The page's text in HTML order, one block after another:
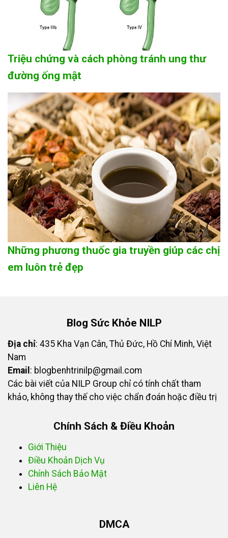
Triệu chứng và cách phòng tránh ung thư
đường ống mật
Những phương thuốc gia truyền giúp các chị
em luôn trẻ đẹp
Blog Sức Khỏe NILP
Địa chỉ: 435 Kha Vạn Cân, Thủ Đức, Hồ Chí Minh, Việt
Nam
Email : blogbenhtrinilp@gmail.com
Các bài viết của NILP Group chỉ có tính chất tham
khảo, không thay thế cho việc chẩn đoán hoặc điều trị
Chính Sách & Điều Khoản
Giới Thiệu
Điều Khoản Dịch Vụ
Chính Sách Bảo Mật
Liên Hệ
DMCA